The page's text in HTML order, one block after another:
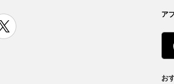
ア
お